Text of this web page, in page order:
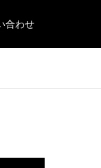
合わせ